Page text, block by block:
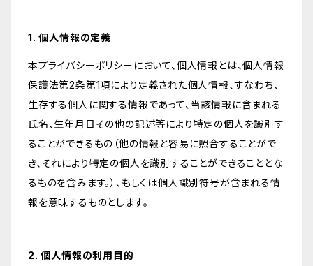
1. 個人情報の定義
本プライバシーポリシーにおいて、個人情報とは、個人情報
保護法第2条第1項により定義された個人情報、すなわち、
生存する個人に関する情報であって、当該情報に含まれる
氏名、生年月日その他の記述等により特定の個人を識別す
ることができるもの（他の情報と容易に照合することがで
き、それにより特定の個人を識別することができることとな
るものを含みます。）、もしくは個人識別符号が含まれる情
報を意味するものとします。
2. 個人情報の利用目的